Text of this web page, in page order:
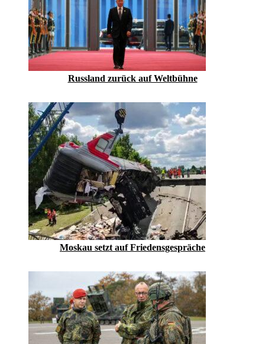
Russland zurück auf Weltbühne
Moskau setzt auf Friedensgespräche